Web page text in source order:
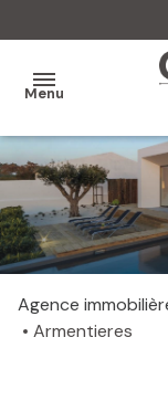
Menu
MON
AGENCE
MES
VENTES
MES
Agence
Armentieres